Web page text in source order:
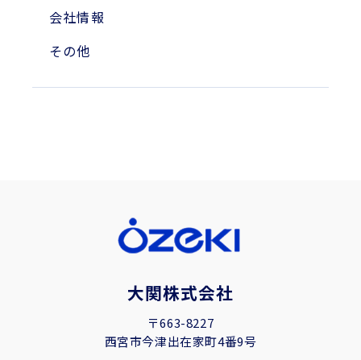
会社情報
その他
大関株式会社
〒663-8227
西宮市今津出在家町4番9号